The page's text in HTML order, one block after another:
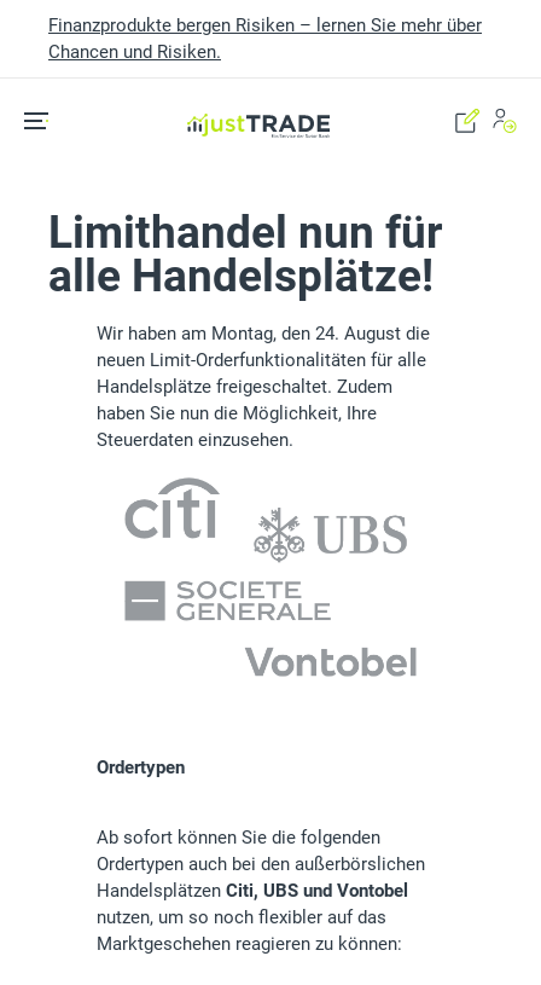
Finanzprodukte bergen Risiken – lernen Sie mehr über
Chancen und Risiken.
Limithandel nun für
alle Handelsplätze!
Wir haben am Montag, den 24. August die
neuen Limit-Orderfunktionalitäten für alle
Handelsplätze freigeschaltet. Zudem
haben Sie nun die Möglichkeit, Ihre
Steuerdaten einzusehen.
Ordertypen
Ab sofort können Sie die folgenden
Ordertypen auch bei den außerbörslichen
Handelsplätzen Citi, UBS und Vontobel
nutzen, um so noch flexibler auf das
Marktgeschehen reagieren zu können: